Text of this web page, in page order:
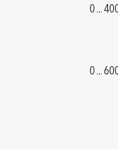
0 ... 400
0 ... 600